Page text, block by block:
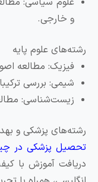
و خارجی.
علوم پایه
فیزیک: مطالعه اصول
شیمی: بررسی
زیست‌شناسی: مطالعه
پزشکی و
پزشکی در چین
آموزش با کیفیت